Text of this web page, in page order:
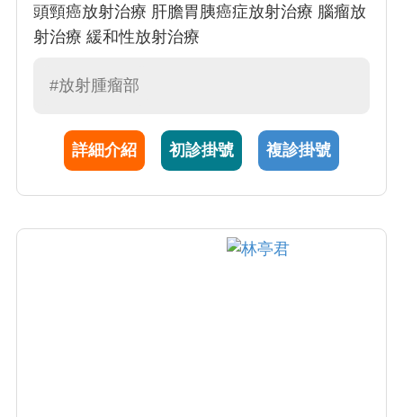
頭頸癌放射治療 肝膽胃胰癌症放射治療 腦瘤放
射治療 緩和性放射治療
#放射腫瘤部
詳細介紹 初診掛號 複診掛號